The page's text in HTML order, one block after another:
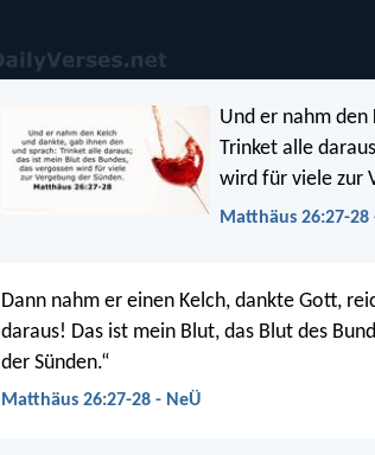
Und er nahm den
Trinket alle
wird für viele zur
Matthäus 26:27-28
Dann nahm er einen Kelch, dankte Gott,
daraus! Das ist mein Blut, das Blut des
der Sünden.“
Matthäus 26:27-28 - NeÜ